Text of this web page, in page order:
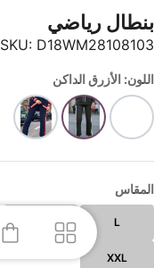
بنطال رياضي
SKU: D18WM28108103
اللون: الأزرق الداكن
المقاس
L
XXL